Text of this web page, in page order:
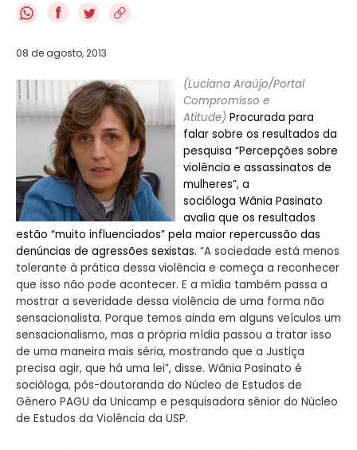
f
08 de agosto, 2013
(Luciana Araújo/Portal
Compromisso e
Atitude) Procurada para
falar sobre os resultados da
pesquisa “Percepções sobre
violência e assassinatos de
mulheres”, a
socióloga Wânia Pasinato
avalia que os resultados
estão “muito influenciados” pela maior repercussão das
denúncias de agressões sexistas. “A sociedade está menos
tolerante à prática dessa violência e começa a reconhecer
que isso não pode acontecer. E a mídia também passa a
mostrar a severidade dessa violência de uma forma não
sensacionalista. Porque temos ainda em alguns veículos um
sensacionalismo, mas a própria mídia passou a tratar isso
de uma maneira mais séria, mostrando que a Justiça
precisa agir, que há uma lei”, disse. Wânia Pasinato é
socióloga, pós-doutoranda do Núcleo de Estudos de
Gênero PAGU da Unicamp e pesquisadora sênior do Núcleo
de Estudos da Violência da USP.